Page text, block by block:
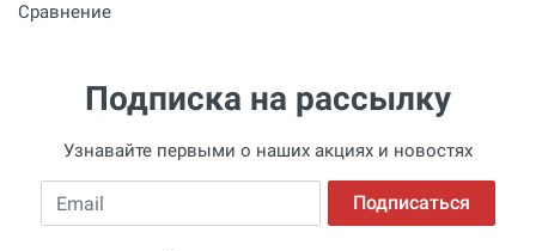
Сравнение
Подписка на рассылку
Узнавайте первыми о наших акциях и новостях
Email Подписаться